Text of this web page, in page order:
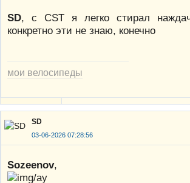
SD, c CST я легко стирал
конкретно эти не знаю, конечно
мои велосипеды
SD
03-06-2026 07:28:56
Sozeenov,